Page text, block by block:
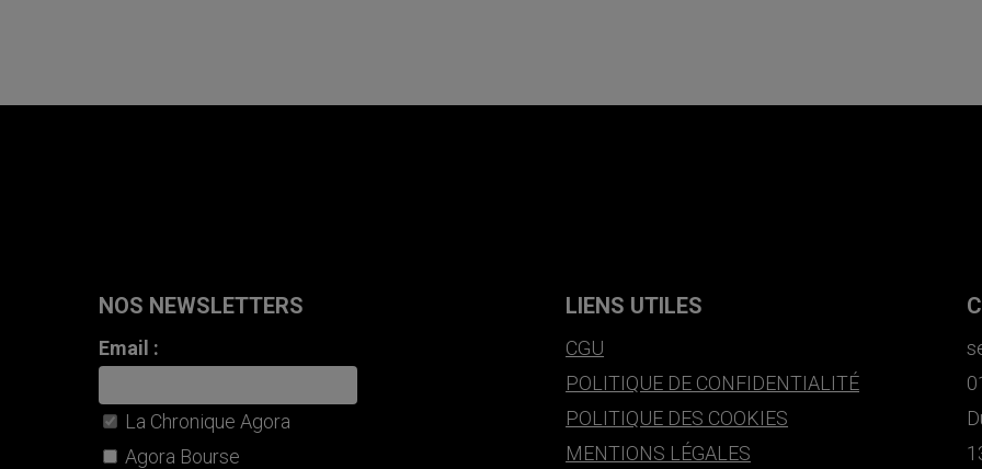
NOS NEWSLETTERS
Email :
La Chronique Agora
Agora Bourse
LIENS UTILES
CGU
POLITIQUE DE CONFIDENTIALITÉ
POLITIQUE DES COOKIES
MENTIONS LÉGALES